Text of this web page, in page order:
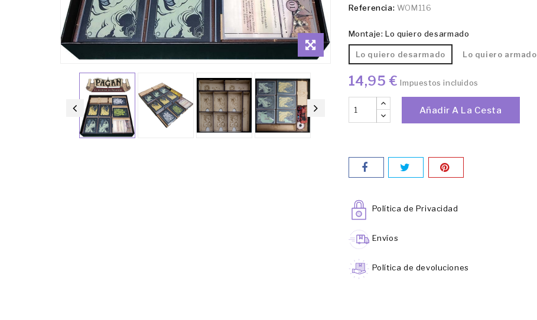
Referencia: WOM116
Montaje: Lo quiero desarmado
Lo quiero desarmado Lo quiero armado
14,95 € Impuestos incluidos
Añadir A La Cesta
Política de Privacidad
Envíos
Política de devoluciones